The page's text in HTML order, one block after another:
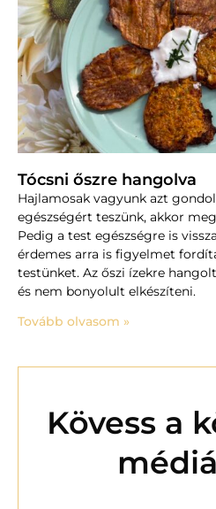
Tócsni őszre hangolva
Hajlamosak vagyunk azt
egészségért teszünk, akkor
Pedig a test egészségre is
érdemes arra is figyelmet
testünket. Az őszi ízekre
és nem bonyolult elkészíteni.
Tovább olvasom »
Kövess a